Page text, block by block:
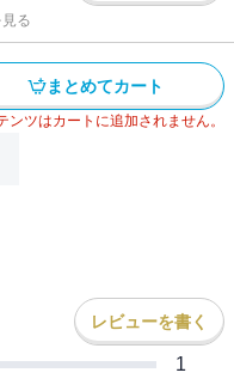
る
まとめてカート
ツはカートに追加されません。
レビューを書く
1